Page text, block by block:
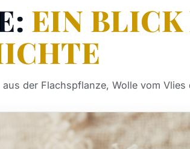
EIN BLICK
der Flachspflanze, Wolle vom Vlies